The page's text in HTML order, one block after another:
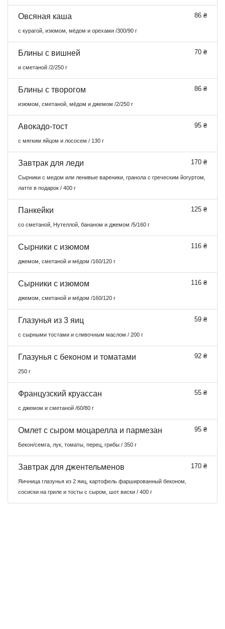
Овсяная каша 86 ₴
с курагой, изюмом, мёдом и орехами /300/90 г
Блины с вишней 70 ₴
и сметаной /2/250 г
Блины с творогом 86 ₴
изюмом, сметаной, мёдом и джемом /2/250 г
Авокадо-тост 95 ₴
с мягким яйцом и лососем / 130 г
Завтрак для леди 170 ₴
Сырники с медом или ленивые вареники, гранола с греческим йогуртом,
латте в подарок / 400 г
Панкейки 125 ₴
со сметаной, Нутеллой, бананом и джемом /5/160 г
Сырники с изюмом 116 ₴
джемом, сметаной и мёдом /160/120 г
Сырники с изюмом 116 ₴
джемом, сметаной и мёдом /160/120 г
Глазунья из 3 яиц 59 ₴
с сырными тостами и сливочным маслом / 200 г
Глазунья с беконом и томатами 92 ₴
250 г
Французский круассан 55 ₴
с джемом и сметаной /60/80 г
Омлет с сыром моцарелла и пармезан 95 ₴
Бекон/семга, лук, томаты, перец, грибы / 350 г
Завтрак для джентельменов 170 ₴
Яичница глазунья из 2 яиц, картофель фаршированный беконом,
сосиски на гриле и тосты с сыром, шот виски / 400 г